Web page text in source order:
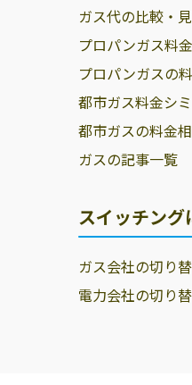
ガス代の比較・
プロパンガス料
プロパンガスの
都市ガス料金シ
都市ガスの料金
ガスの記事一覧
スイッチング
ガス会社の切り
電力会社の切り